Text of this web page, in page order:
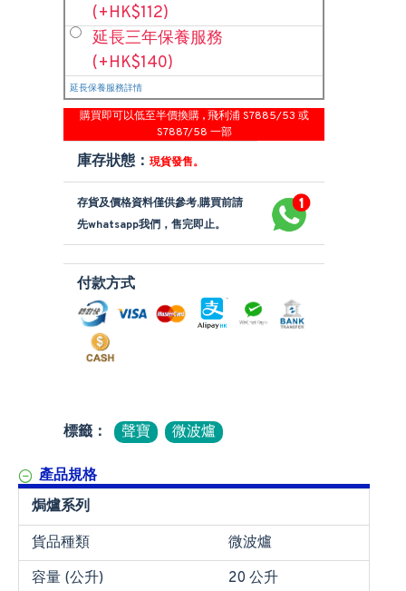
(+HK$112)
延長三年保養服務
(+HK$140)
延長保養服務詳情
購買即可以低至半價換購 , 飛利浦 S7885/53 或
S7887/58 一部
庫存狀態： 現貨發售。
存貨及價格資料僅供參考,購買前請
先whatsapp我們，售完即止。
付款方式
標籤： 聲寶 微波爐
產品規格
焗爐系列
貨品種類
微波爐
容量 (公升)
20 公升